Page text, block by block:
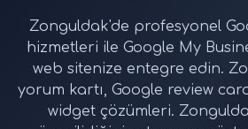
Zonguldak'de profesyonel
hizmetleri ile Google My
web sitenize entegre edin.
yorum kartı, Google review
widget çözümleri.